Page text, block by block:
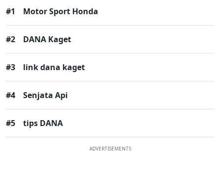
#1 Motor Sport Honda
#2 DANA Kaget
#3 link dana kaget
#4 Senjata Api
#5 tips DANA
ADVERTISEMENTS